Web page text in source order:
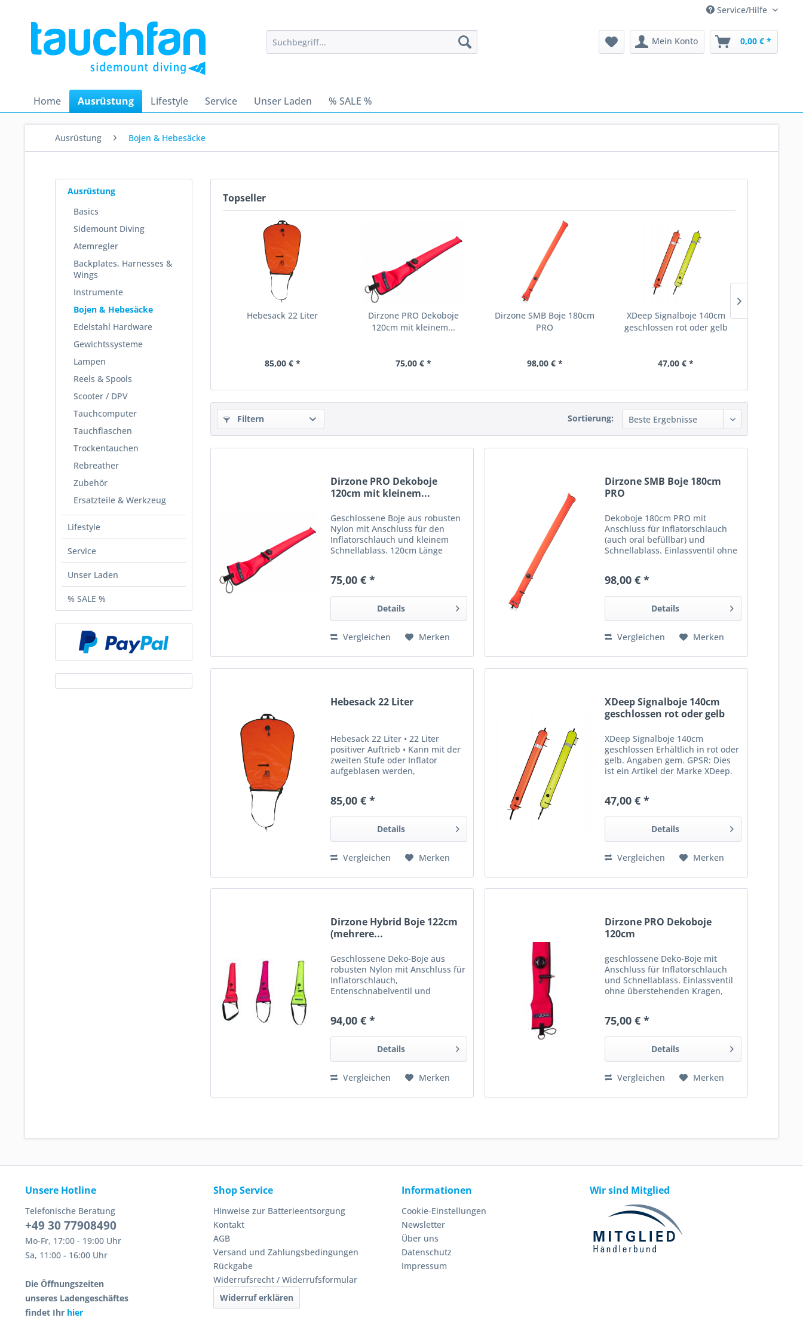
Service/Hilfe
Mein Konto 0,00 € *
Home Ausrüstung Lifestyle Service Unser Laden % SALE %
Ausrüstung Bojen & Hebesäcke
Ausrüstung
Basics
Sidemount Diving
Atemregler
Backplates, Harnesses &
Wings
Instrumente
Bojen & Hebesäcke
Edelstahl Hardware
Gewichtssysteme
Lampen
Reels & Spools
Scooter / DPV
Tauchcomputer
Tauchflaschen
Trockentauchen
Rebreather
Zubehör
Ersatzteile & Werkzeug
Lifestyle
Service
Unser Laden
% SALE %
Topseller
Hebesack 22 Liter
85,00 € *
Dirzone PRO Dekoboje
120cm mit kleinem...
75,00 € *
Dirzone SMB Boje 180cm
PRO
98,00 € *
XDeep Signalboje 140cm
geschlossen rot oder gelb
47,00 € *
Filtern Sortierung:
Dirzone PRO Dekoboje
120cm mit kleinem...
Geschlossene Boje aus robusten
Nylon mit Anschluss für den
Inflatorschlauch und kleinem
Schnellablass. 120cm Länge
Marke DirZone DIR ZONE GmbH
Oelkinghauser Str. 20 D-58256...
75,00 € *
Details
Vergleichen Merken
Dirzone SMB Boje 180cm
PRO
Dekoboje 180cm PRO mit
Anschluss für Inflatorschlauch
(auch oral befüllbar) und
Schnellablass. Einlassventil ohne
Angaben gem. GPSR: Dies ist ein
Artikel der Marke DirZone...
98,00 € *
Details
Vergleichen Merken
Hebesack 22 Liter
Hebesack 22 Liter • 22 Liter
positiver Auftrieb • Kann mit der
zweiten Stufe oder Inflator
aufgeblasen werden,
manuellem Ablass • Lässt sich
85,00 € *
Details
Vergleichen Merken
XDeep Signalboje 140cm
geschlossen rot oder gelb
XDeep Signalboje 140cm
geschlossen Erhältlich in rot oder
gelb. Angaben gem. GPSR: Dies
ist ein Artikel der Marke XDeep.
biuro@xdeep.pl Web: xdeep.eu
47,00 € *
Details
Vergleichen Merken
Dirzone Hybrid Boje 122cm
(mehrere...
Geschlossene Deko-Boje aus
robusten Nylon mit Anschluss für
Inflatorschlauch,
Entenschnabelventil und
aus Edelstahl! Spezielles
Überdruckventil für kleineres
Packmass! 122 cm...
94,00 € *
Details
Vergleichen Merken
Dirzone PRO Dekoboje
120cm
geschlossene Deko-Boje mit
Anschluss für Inflatorschlauch
und Schnellablass. Einlassventil
ohne überstehenden Kragen,
Edelstahl! Länge: ca. 120 cm
Breite: ca. 8 cm Auftrieb: 37N...
75,00 € *
Details
Vergleichen Merken
Unsere Hotline
Telefonische Beratung
+49 30 77908490
Mo-Fr, 17:00 - 19:00 Uhr
Sa, 11:00 - 16:00 Uhr
Die Öffnungszeiten
unseres Ladengeschäftes
findet Ihr hier
Shop Service
Hinweise zur Batterieentsorgung
Kontakt
AGB
Versand und Zahlungsbedingungen
Rückgabe
Widerrufsrecht / Widerrufsformular
Widerruf erklären
Informationen
Cookie-Einstellungen
Newsletter
Über uns
Datenschutz
Impressum
Wir sind Mitglied